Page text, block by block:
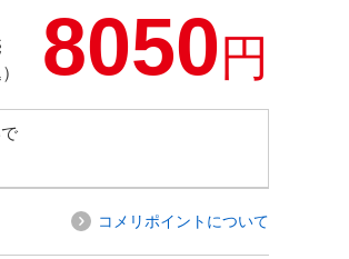
8050円
コメリポイントについて